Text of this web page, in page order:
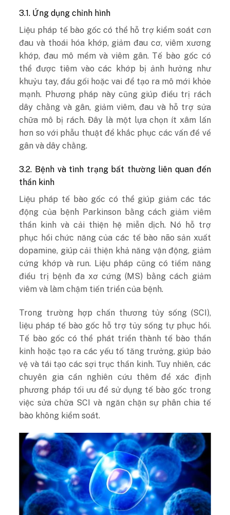
3.1. Ứng dụng chỉnh hình
Liệu pháp tế bào gốc có thể hỗ trợ kiểm soát cơn
đau và thoái hóa khớp, giảm đau cơ, viêm xương
khớp, đau mô mềm và viêm gân. Tế bào gốc có
thể được tiêm vào các khớp bị ảnh hưởng như
khuỷu tay, đầu gối hoặc vai để tạo ra mô mới khỏe
mạnh. Phương pháp này cũng giúp điều trị rách
dây chằng và gân, giảm viêm, đau và hỗ trợ sửa
chữa mô bị rách. Đây là một lựa chọn ít xâm lấn
hơn so với phẫu thuật để khắc phục các vấn đề về
gân và dây chằng.
3.2. Bệnh và tình trạng bất thường liên quan đến
thần kinh
Liệu pháp tế bào gốc có thể giúp giảm các tác
động của bệnh Parkinson bằng cách giảm viêm
thần kinh và cải thiện hệ miễn dịch. Nó hỗ trợ
phục hồi chức năng của các tế bào não sản xuất
dopamine, giúp cải thiện khả năng vận động, giảm
cứng khớp và run. Liệu pháp cũng có tiềm năng
điều trị bệnh đa xơ cứng (MS) bằng cách giảm
viêm và làm chậm tiến triển của bệnh.
Trong trường hợp chấn thương tủy sống (SCI),
liệu pháp tế bào gốc hỗ trợ tủy sống tự phục hồi.
Tế bào gốc có thể phát triển thành tế bào thần
kinh hoặc tạo ra các yếu tố tăng trưởng, giúp bảo
vệ và tái tạo các sợi trục thần kinh. Tuy nhiên, các
chuyên gia cần nghiên cứu thêm để xác định
phương pháp tối ưu để sử dụng tế bào gốc trong
việc sửa chữa SCI và ngăn chặn sự phân chia tế
bào không kiểm soát.